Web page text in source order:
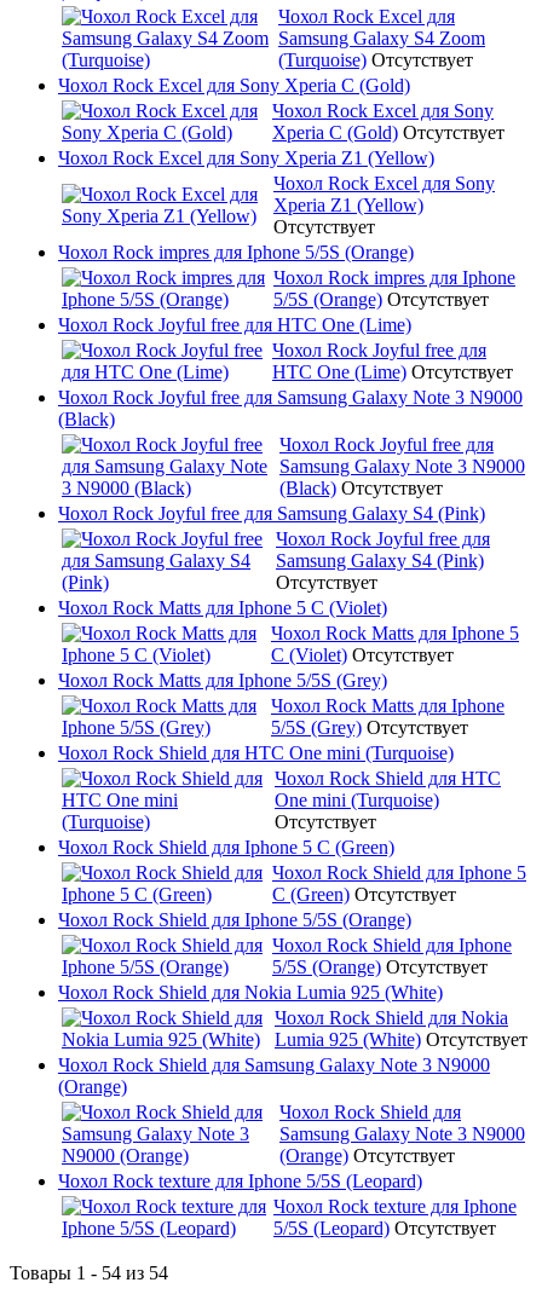
Чохол Rock Excel для
Samsung Galaxy S4 Zoom
(Turquoise) Отсутствует
Чохол Rock Excel для Sony Xperia C (Gold)
Чохол Rock Excel для Sony
Xperia C (Gold) Отсутствует
Чохол Rock Excel для Sony Xperia Z1 (Yellow)
Чохол Rock Excel для Sony
Xperia Z1 (Yellow)
Отсутствует
Чохол Rock impres для Iphone 5/5S (Orange)
Чохол Rock impres для Iphone
5/5S (Orange) Отсутствует
Чохол Rock Joyful free для HTC One (Lime)
Чохол Rock Joyful free для
HTC One (Lime) Отсутствует
Чохол Rock Joyful free для Samsung Galaxy Note 3 N9000
(Black)
Чохол Rock Joyful free для
Samsung Galaxy Note 3 N9000
(Black) Отсутствует
Чохол Rock Joyful free для Samsung Galaxy S4 (Pink)
Чохол Rock Joyful free для
Samsung Galaxy S4 (Pink)
Отсутствует
Чохол Rock Matts для Iphone 5 C (Violet)
Чохол Rock Matts для Iphone 5
C (Violet) Отсутствует
Чохол Rock Matts для Iphone 5/5S (Grey)
Чохол Rock Matts для Iphone
5/5S (Grey) Отсутствует
Чохол Rock Shield для HTC One mini (Turquoise)
Чохол Rock Shield для HTC
One mini (Turquoise)
Отсутствует
Чохол Rock Shield для Iphone 5 C (Green)
Чохол Rock Shield для Iphone 5
C (Green) Отсутствует
Чохол Rock Shield для Iphone 5/5S (Orange)
Чохол Rock Shield для Iphone
5/5S (Orange) Отсутствует
Чохол Rock Shield для Nokia Lumia 925 (White)
Чохол Rock Shield для Nokia
Lumia 925 (White) Отсутствует
Чохол Rock Shield для Samsung Galaxy Note 3 N9000
(Orange)
Чохол Rock Shield для
Samsung Galaxy Note 3 N9000
(Orange) Отсутствует
Чохол Rock texture для Iphone 5/5S (Leopard)
Чохол Rock texture для Iphone
5/5S (Leopard) Отсутствует
Товары 1 - 54 из 54